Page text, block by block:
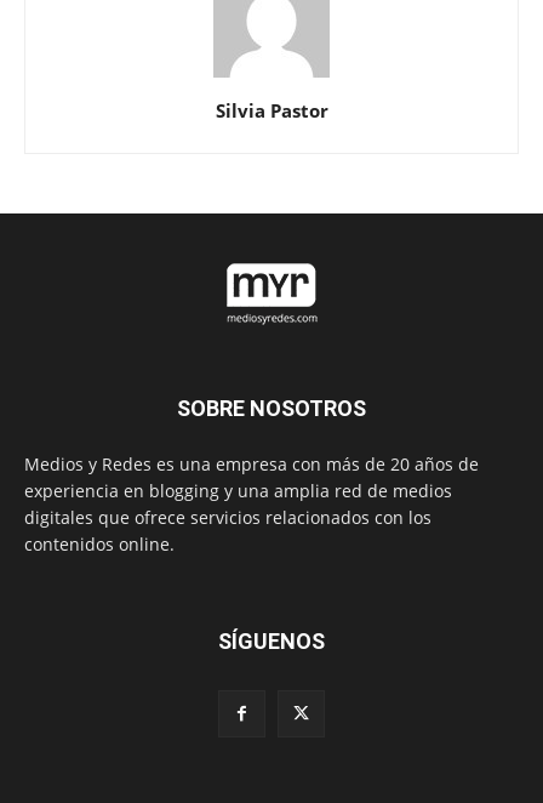
Silvia Pastor
SOBRE NOSOTROS
Medios y Redes es una empresa con más de 20 años de
experiencia en blogging y una amplia red de medios
digitales que ofrece servicios relacionados con los
contenidos online.
SÍGUENOS